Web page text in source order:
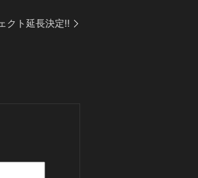
クト延長決定!!